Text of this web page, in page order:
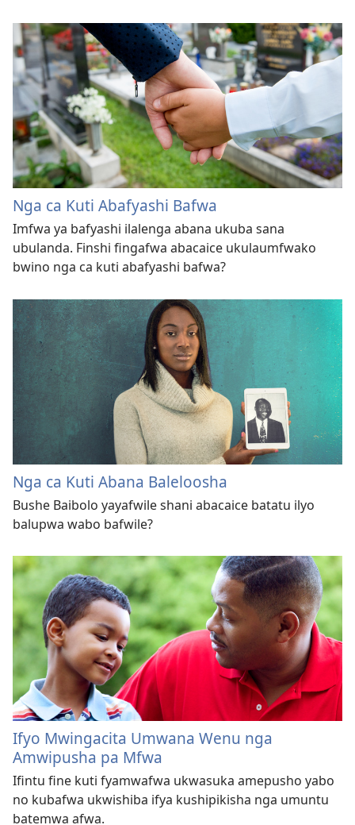
Nga ca Kuti Abafyashi Bafwa
Imfwa ya bafyashi ilalenga abana ukuba sana
ubulanda. Finshi fingafwa abacaice ukulaumfwako
bwino nga ca kuti abafyashi bafwa?
Nga ca Kuti Abana Baleloosha
Bushe Baibolo yayafwile shani abacaice batatu ilyo
balupwa wabo bafwile?
Ifyo Mwingacita Umwana Wenu nga
Amwipusha pa Mfwa
Ifintu fine kuti fyamwafwa ukwasuka amepusho yabo
no kubafwa ukwishiba ifya kushipikisha nga umuntu
batemwa afwa.